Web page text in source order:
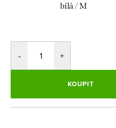
bílá / M
KOUPIT